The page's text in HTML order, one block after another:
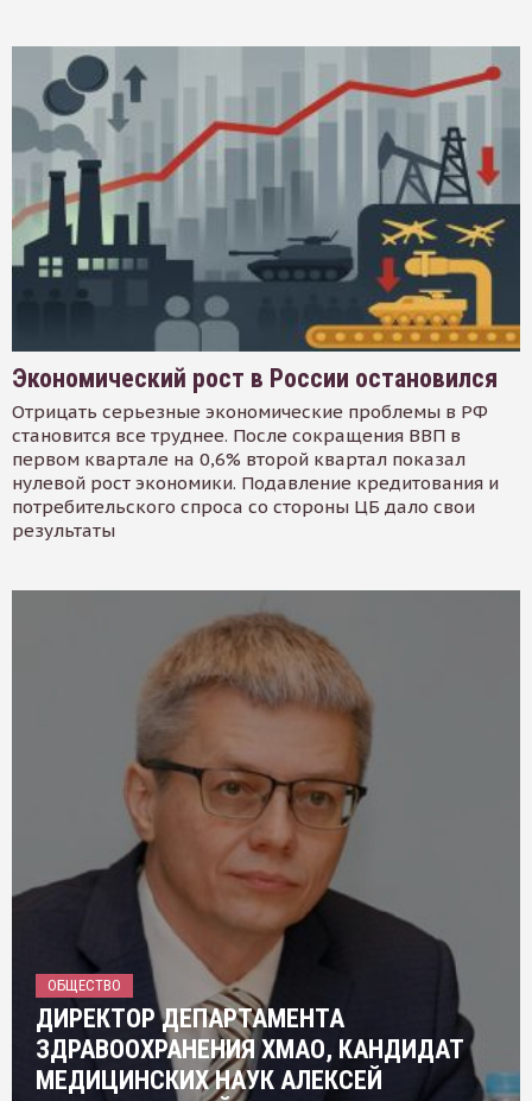
Экономический рост в России остановился
Отрицать серьезные экономические проблемы в РФ
становится все труднее. После сокращения ВВП в
первом квартале на 0,6% второй квартал показал
нулевой рост экономики. Подавление кредитования и
потребительского спроса со стороны ЦБ дало свои
результаты
ОБЩЕСТВО
ДИРЕКТОР ДЕПАРТАМЕНТА
ЗДРАВООХРАНЕНИЯ ХМАО, КАНДИДАТ
МЕДИЦИНСКИХ НАУК АЛЕКСЕЙ